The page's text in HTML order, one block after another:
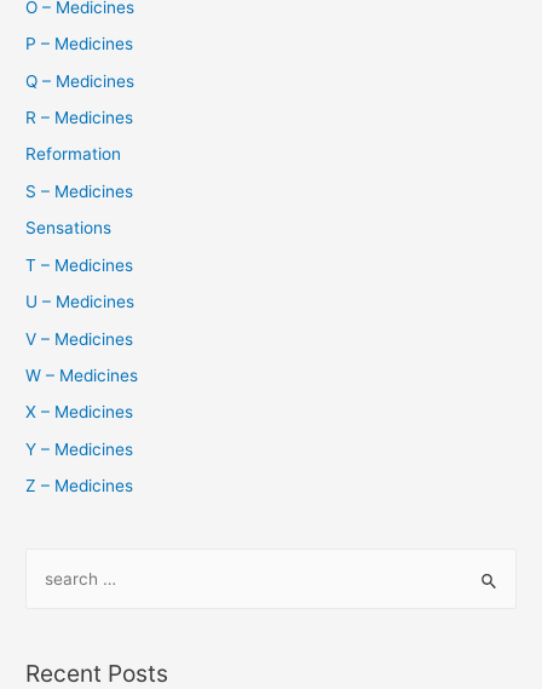
O – Medicines
P – Medicines
Q – Medicines
R – Medicines
Reformation
S – Medicines
Sensations
T – Medicines
U – Medicines
V – Medicines
W – Medicines
X – Medicines
Y – Medicines
Z – Medicines
rRecent Posts